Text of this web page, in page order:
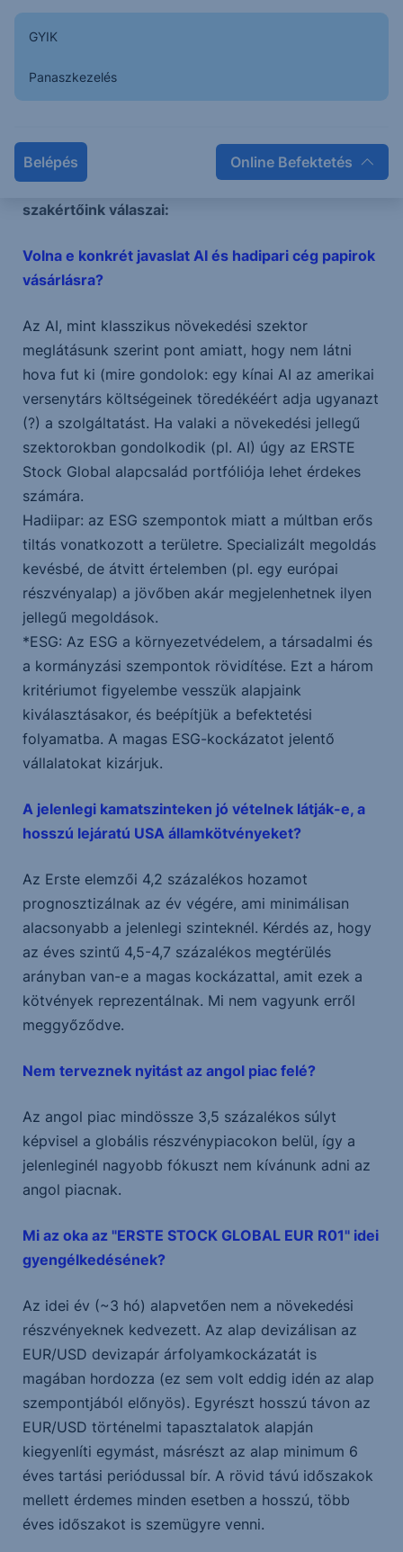
GYIK
Panaszkezelés
Belépés Online Befektetés
Bencze Lajos, az Erste World vezetője
igazgatója
A webinárium alatt érkezett kérdések és
szakértőink válaszai:
Volna e konkrét javaslat AI és hadipari cég papirok
vásárlásra?
Az AI, mint klasszikus növekedési szektor
meglátásunk szerint pont amiatt, hogy nem látni
hova fut ki (mire gondolok: egy kínai AI az amerikai
versenytárs költségeinek töredékéért adja ugyanazt
(?) a szolgáltatást. Ha valaki a növekedési jellegű
szektorokban gondolkodik (pl. AI) úgy az ERSTE
Stock Global alapcsalád portfóliója lehet érdekes
számára.
Hadiipar: az ESG szempontok miatt a múltban erős
tiltás vonatkozott a területre. Specializált megoldás
kevésbé, de átvitt értelemben (pl. egy európai
részvényalap) a jövőben akár megjelenhetnek ilyen
jellegű megoldások.
*ESG: Az ESG a környezetvédelem, a társadalmi és
a kormányzási szempontok rövidítése. Ezt a három
kritériumot figyelembe vesszük alapjaink
kiválasztásakor, és beépítjük a befektetési
folyamatba. A magas ESG-kockázatot jelentő
vállalatokat kizárjuk.
A jelenlegi kamatszinteken jó vételnek látják-e, a
hosszú lejáratú USA államkötvényeket?
Az Erste elemzői 4,2 százalékos hozamot
prognosztizálnak az év végére, ami minimálisan
alacsonyabb a jelenlegi szinteknél. Kérdés az, hogy
az éves szintű 4,5-4,7 százalékos megtérülés
arányban van-e a magas kockázattal, amit ezek a
kötvények reprezentálnak. Mi nem vagyunk erről
meggyőződve.
Nem terveznek nyitást az angol piac felé?
Az angol piac mindössze 3,5 százalékos súlyt
képvisel a globális részvénypiacokon belül, így a
jelenleginél nagyobb fókuszt nem kívánunk adni az
angol piacnak.
Mi az oka az "ERSTE STOCK GLOBAL EUR R01" idei
gyengélkedésének?
Az idei év (~3 hó) alapvetően nem a növekedési
részvényeknek kedvezett. Az alap devizálisan az
EUR/USD devizapár árfolyamkockázatát is
magában hordozza (ez sem volt eddig idén az alap
szempontjából előnyös). Egyrészt hosszú távon az
EUR/USD történelmi tapasztalatok alapján
kiegyenlíti egymást, másrészt az alap minimum 6
éves tartási periódussal bír. A rövid távú időszakok
mellett érdemes minden esetben a hosszú, több
éves időszakot is szemügyre venni.